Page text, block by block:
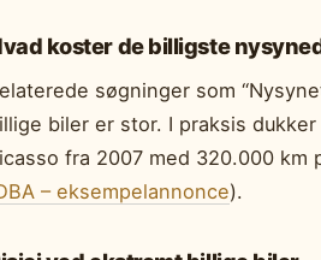
koster de billigste
søgninger som
biler er stor. I praksis
fra 2007 med 320.000
– eksempelannonce).